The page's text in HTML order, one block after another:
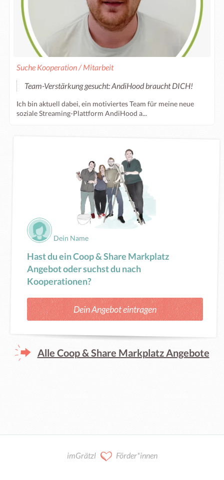
Suche Kooperation / Mitarbeit
Team-Verstärkung gesucht: AndiHood braucht DICH!
Ich bin aktuell dabei, ein motiviertes Team für meine neue
soziale Streaming-Plattform AndiHood a...
Dein Name
Hast du ein Coop & Share Markplatz
Angebot oder suchst du nach
Kooperationen?
Dein Angebot eintragen
Alle Coop & Share Markplatz Angebote
imGrätzl Förder*innen